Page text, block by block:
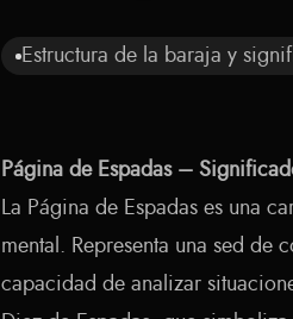
Estructura de la baraja y
Página de Espadas –
La Página de Espadas es una
mental. Representa una sed de
capacidad de analizar